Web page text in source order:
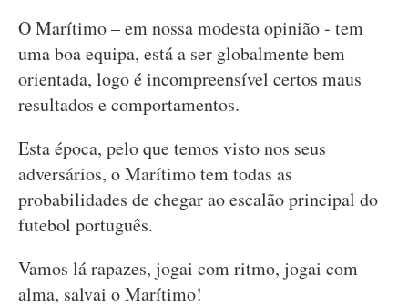
O Marítimo – em nossa modesta opinião - tem
uma boa equipa, está a ser globalmente bem
orientada, logo é incompreensível certos maus
resultados e comportamentos.
Esta época, pelo que temos visto nos seus
adversários, o Marítimo tem todas as
probabilidades de chegar ao escalão principal do
futebol português.
Vamos lá rapazes, jogai com ritmo, jogai com
alma, salvai o Marítimo!